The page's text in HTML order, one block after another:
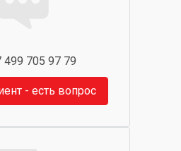
499 705 97 79
- есть вопрос